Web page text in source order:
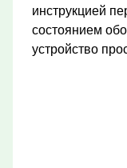
инструкцией
состоянием
устройство